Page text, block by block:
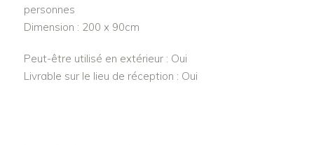
personnes
Dimension : 200 x 90cm
Peut-être utilisé en extérieur : Oui
Livrable sur le lieu de réception : Oui